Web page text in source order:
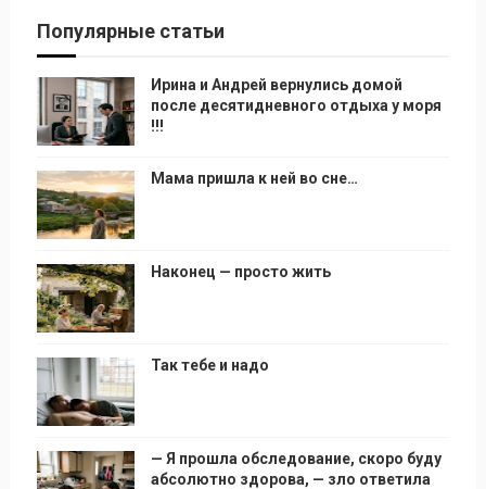
Популярные статьи
Ирина и Андрей вернулись домой
после десятидневного отдыха у моря
!!!
Мама пришла к ней во сне…
Наконец — просто жить
Так тебе и надо
— Я прошла обследование, скоро буду
абсолютно здорова, — зло ответила